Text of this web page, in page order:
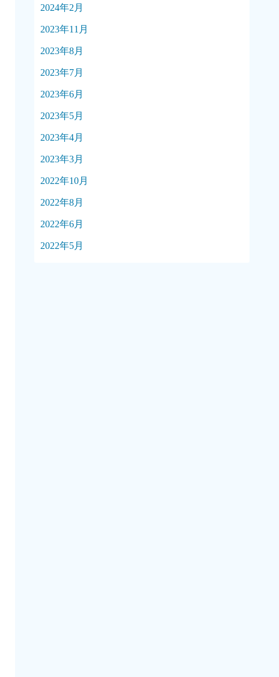
2024年2月
2023年11月
2023年8月
2023年7月
2023年6月
2023年5月
2023年4月
2023年3月
2022年10月
2022年8月
2022年6月
2022年5月